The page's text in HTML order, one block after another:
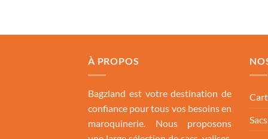
À PROPOS
Bagzland est votre destination de
confiance pour tous vos besoins en
maroquinerie. Nous proposons